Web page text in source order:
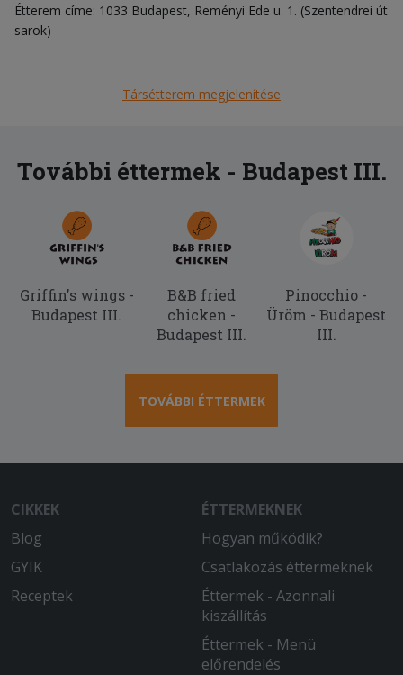
Étterem címe: 1033 Budapest, Reményi Ede u. 1. (Szentendrei út
sarok)
Társétterem megjelenítése
További éttermek - Budapest III.
Griffin's wings -
Budapest III.
B&B fried
chicken -
Budapest III.
Pinocchio -
Üröm - Budapest
III.
TOVÁBBI ÉTTERMEK
CIKKEK
Blog
GYIK
Receptek
ÉTTERMEKNEK
Hogyan működik?
Csatlakozás éttermeknek
Éttermek - Azonnali
kiszállítás
Éttermek - Menü
előrendelés